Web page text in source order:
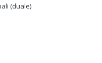
(duale)